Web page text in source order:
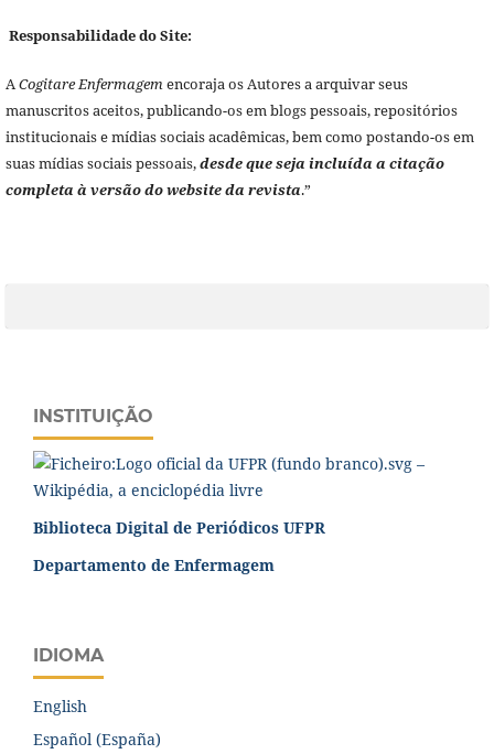
Responsabilidade do Site:
ACogitare Enfermagemencoraja os Autores a arquivar seus
manuscritos aceitos, publicando-os em blogs pessoais, repositórios
institucionais e mídias sociais acadêmicas, bem como postando-os em
suas mídias sociais pessoais,desde que seja incluída a citação
completa à versão do website da revista.”
INSTITUIÇÃO
Biblioteca Digital de Periódicos UFPR
Departamento de Enfermagem
IDIOMA
English
Español (España)